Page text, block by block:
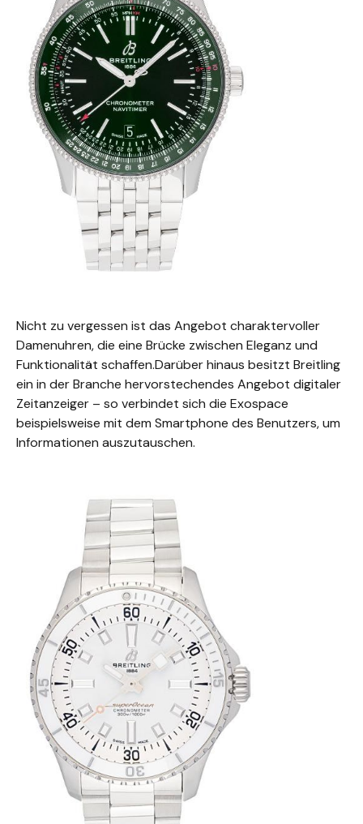
Nicht zu vergessen ist das Angebot charaktervoller
Damenuhren, die eine Brücke zwischen Eleganz und
Funktionalität schaffen.Darüber hinaus besitzt Breitling
ein in der Branche hervorstechendes Angebot digitaler
Zeitanzeiger – so verbindet sich die Exospace
beispielsweise mit dem Smartphone des Benutzers, um
Informationen auszutauschen.